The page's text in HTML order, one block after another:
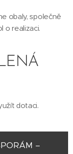
obaly, společně
o realizaci.
dotaci.
–